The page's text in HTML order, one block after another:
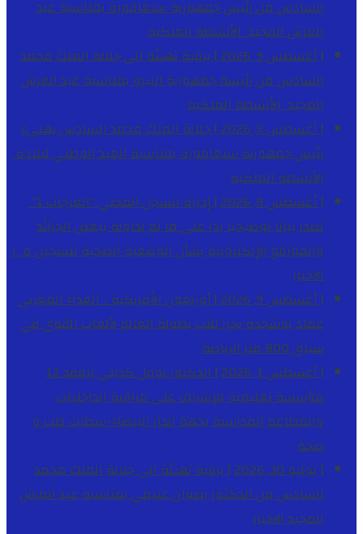
السادس من رئيس جمهورية سنغافورة بمناسبة عيد
العرش المجيدالأنشطة الملكية
[ أغسطس 9, 2026 ]
برقية تهنئة الى جلالة الملك محمد
السادس من رئيسة جمهورية البيرو بمناسبة عيد العرش
المجيدالأنشطة الملكية
[ أغسطس 9, 2026 ]
جلالة الملك محمد السادس يهنيء
رئيس جمهورية سنغافورة بمناسبة العيد الوطني لبلاده
الأنشطة الملكية
[ أغسطس 9, 2026 ]
إدارة السجن المحلي “العرجات 1”
تصدر بيانا توضيحيا ردا على ما تم تداوله ببعض الجرائد
والمواقع الإلكترونية بشأن الوضعية الصحية للسجين م ز
الاخبار
[ أغسطس 9, 2026 ]
أوريغون الأمريكية .. العداء المغربي
عماد بوشجدة يحرز لقب بطولة العالم لألعاب القوى في
سباق 800 متر
الرياضة
[ أغسطس 1, 2026 ]
الدكتور نوفل كديلي يتفقد 12
مؤسسة تعليمية للإشراف على مراقبة الداخليات
والمطاعم المدرسية بجهة الدار البيضاء-سطاتطب و
صحة
[ يوليو 30, 2026 ]
برقية تهنئة الى جلالة الملك محمد
السادس من الدكتور رضوان غنيمي بمناسبة عيد العرش
المجيدالاخبار